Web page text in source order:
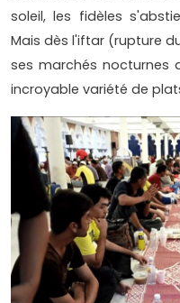
soleil, les fidèles
Mais dès l'iftar (rupture
ses marchés nocturnes
incroyable variété de